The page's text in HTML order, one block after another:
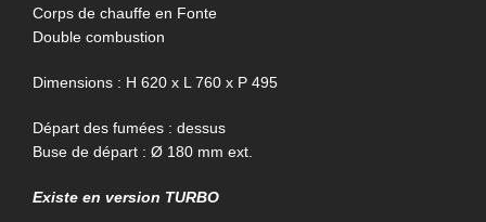
Corps de chauffe en Fonte
Double combustion
Dimensions : H 620 x L 760 x P 495
Départ des fumées : dessus
Buse de départ : Ø 180 mm ext.
Existe en version TURBO